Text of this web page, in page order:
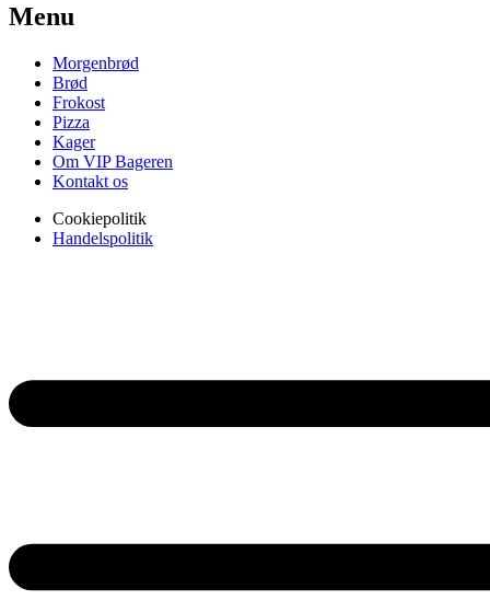
Menu
Morgenbrød
Brød
Frokost
Pizza
Kager
Om VIP Bageren
Kontakt os
Cookiepolitik
Handelspolitik